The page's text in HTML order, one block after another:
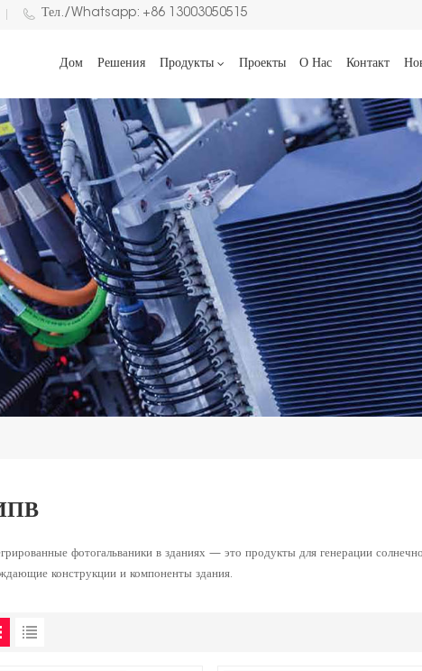
Тел./Whatsapp: +86 13003050515
Дом Решения Продукты Проекты О Нас Контакт
фотогальваники в зданиях — это продукты для генерации
конструкции и компоненты здания.